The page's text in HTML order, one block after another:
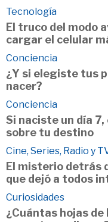
Tecnología
El truco del modo
cargar el celular
Conciencia
¿Y si elegiste tus
nacer?
Conciencia
Si naciste un día
sobre tu destino
Cine, Series, Radio y
El misterio detrás
que dejó a todos
Curiosidades
¿Cuántas hojas